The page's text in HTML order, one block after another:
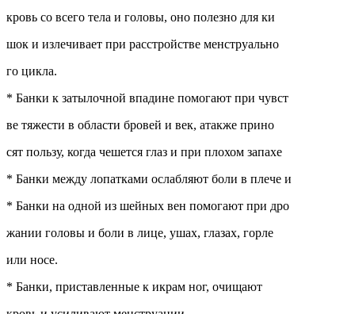
кровь со всего тела и головы, оно полезно для ки
шок и излечивает при расстройстве менструально
го цикла.
* Банки к затылочной впадине помогают при чувст
ве тяжести в области бровей и век, атакже прино
сят пользу, когда чешется глаз и при плохом запахе
* Банки между лопатками ослабляют боли в плече и
* Банки на одной из шейных вен помогают при дро
жании головы и боли в лице, ушах, глазах, горле
или носе.
* Банки, приставленные к икрам ног, очищают